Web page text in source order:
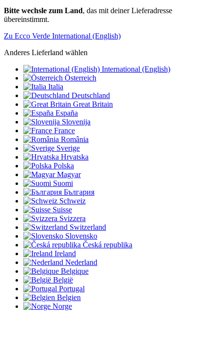
Bitte wechsle zum Land, das mit deiner Lieferadresse
übereinstimmt.
Zu Ecco Verde International (English)
Anderes Lieferland wählen
International (English)
Österreich
Italia
Deutschland
Great Britain
España
Slovenija
France
România
Sverige
Hrvatska
Polska
Magyar
Suomi
България
Schweiz
Suisse
Svizzera
Switzerland
Slovensko
Česká republika
Ireland
Nederland
Belgique
België
Portugal
Belgien
Norge